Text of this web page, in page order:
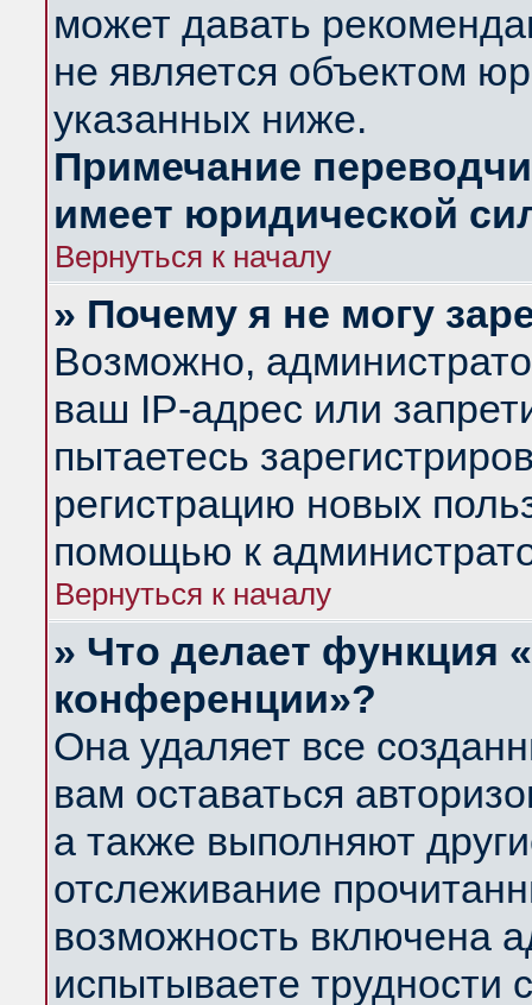
может давать
не является объектом
указанных ниже.
Примечание
имеет юридической
Вернуться к началу
» Почему я не могу
Возможно,
ваш IP-адрес или
пытаетесь
регистрацию новых
помощью к
Вернуться к началу
» Что делает функция
конференции»?
Она удаляет все
вам оставаться
а также выполняют
отслеживание
возможность включена
испытываете трудности